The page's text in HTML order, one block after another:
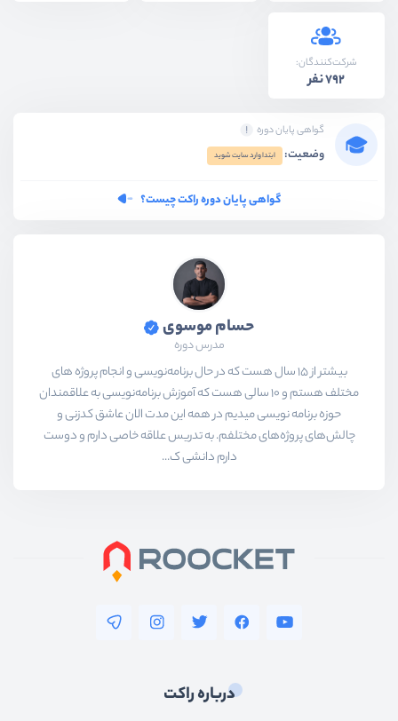
شرکت‌کنندگان:
792 نفر
گواهی پایان دوره
وضعیت: ابتدا وارد سایت شوید
گواهی پایان دوره راکت چیست؟
حسام موسوی
مدرس دوره
بیشتر از ۱۵ سال هست که در حال برنامه‌نویسی و انجام پروژه های
مختلف هستم و ۱۰ سالی هست که آموزش برنامه‌نویسی به علاقمندان
حوزه برنامه نویسی میدیم در همه این مدت الان عاشق کدزنی و
چالش‌های پروژه‌های مختلفم. به تدریس علاقه خاصی دارم و دوست
دارم دانشی ک...
درباره راکت